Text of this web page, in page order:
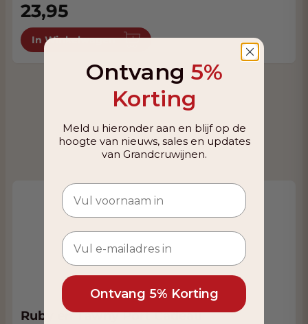
23,95
In Winkelwagen
Ruby en Tawny Port Cadeau
Ontvang 5%
Korting
Meld u hieronder aan en blijf op de
hoogte van nieuws, sales en updates
van Grandcruwijnen.
Ontvang 5% Korting